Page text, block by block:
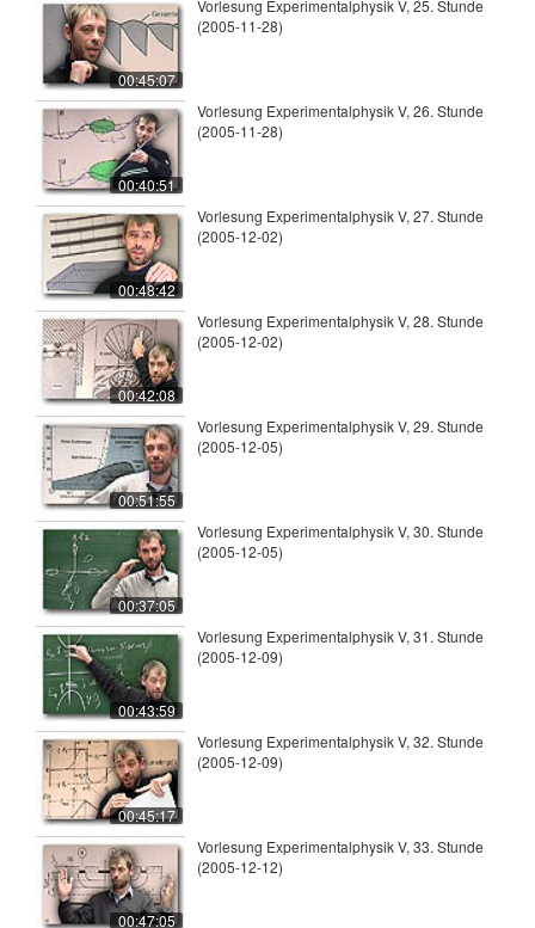
00:45:07
Vorlesung Experimentalphysik V, 25. Stunde
(2005-11-28)
00:40:51
Vorlesung Experimentalphysik V, 26. Stunde
(2005-11-28)
00:48:42
Vorlesung Experimentalphysik V, 27. Stunde
(2005-12-02)
00:42:08
Vorlesung Experimentalphysik V, 28. Stunde
(2005-12-02)
00:51:55
Vorlesung Experimentalphysik V, 29. Stunde
(2005-12-05)
00:37:05
Vorlesung Experimentalphysik V, 30. Stunde
(2005-12-05)
00:43:59
Vorlesung Experimentalphysik V, 31. Stunde
(2005-12-09)
00:45:17
Vorlesung Experimentalphysik V, 32. Stunde
(2005-12-09)
00:47:05
Vorlesung Experimentalphysik V, 33. Stunde
(2005-12-12)